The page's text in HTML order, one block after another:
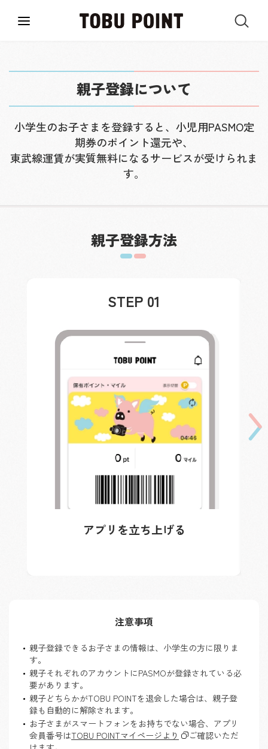
親子登録について
小学生のお子さまを登録すると、小児用PASMO定
期券のポイント還元や、
東武線運賃が実質無料になるサービスが受けられま
す。
親子登録方法
STEP 01
アプリを立ち上げる
注意事項
親子登録できるお子さまの情報は、小学生の方に限りま
す。
親子それぞれのアカウントにPASMOが登録されている必
要があります。
親子どちらかがTOBU POINTを退会した場合は、親子登
録も自動的に解除されます。
お子さまがスマートフォンをお持ちでない場合、アプリ
会員番号はTOBU POINTマイページより
ご確認いただ